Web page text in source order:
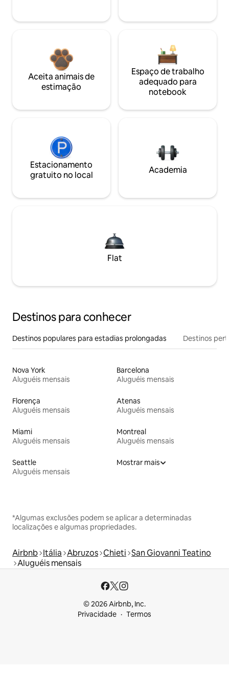
Aceita animais de
estimação
Espaço de trabalho
adequado para
notebook
Estacionamento
gratuito no local
Academia
Flat
Destinos para conhecer
Destinos populares para estadias prolongadas Destinos
Nova York
Aluguéis mensais
Barcelona
Aluguéis mensais
Florença
Aluguéis mensais
Atenas
Aluguéis mensais
Miami
Aluguéis mensais
Montreal
Aluguéis mensais
Seattle
Aluguéis mensais
Mostrar mais
*Algumas exclusões podem se aplicar a determinadas
localizações e algumas propriedades.
Airbnb Itália Abruzos Chieti San Giovanni Teatino
Aluguéis mensais
© 2026 Airbnb, Inc.
Privacidade
Termos